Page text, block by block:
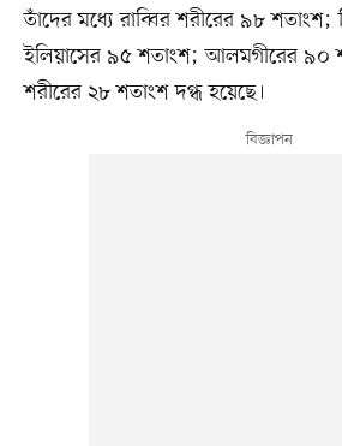
তাঁদের মধ্যে রাব্বির শরীরের ৯৮
ইলিয়াসের ৯৫ শতাংশ; আলমগীরের ৯০
শরীরের ২৮ শতাংশ দগ্ধ হয়েছে।